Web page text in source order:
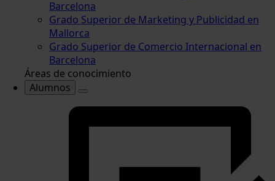
Barcelona
Grado Superior de Marketing y Publicidad en
Mallorca
Grado Superior de Comercio Internacional en
Barcelona
Áreas de conocimiento
Alumnos